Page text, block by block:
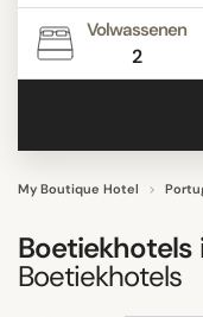
Contact
Volwassenen
2
My Boutique Hotel
Boetiekhotels
Boetiekhotels
Boetiekhotels
Budget Hotels
Business Hotels
Kleine hotels
Prachtige